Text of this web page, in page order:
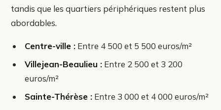
tandis que les quartiers périphériques restent plus
abordables.
Centre-ville : Entre 4 500 et 5 500 euros/m²
Villejean-Beaulieu : Entre 2 500 et 3 200
euros/m²
Sainte-Thérèse : Entre 3 000 et 4 000 euros/m²